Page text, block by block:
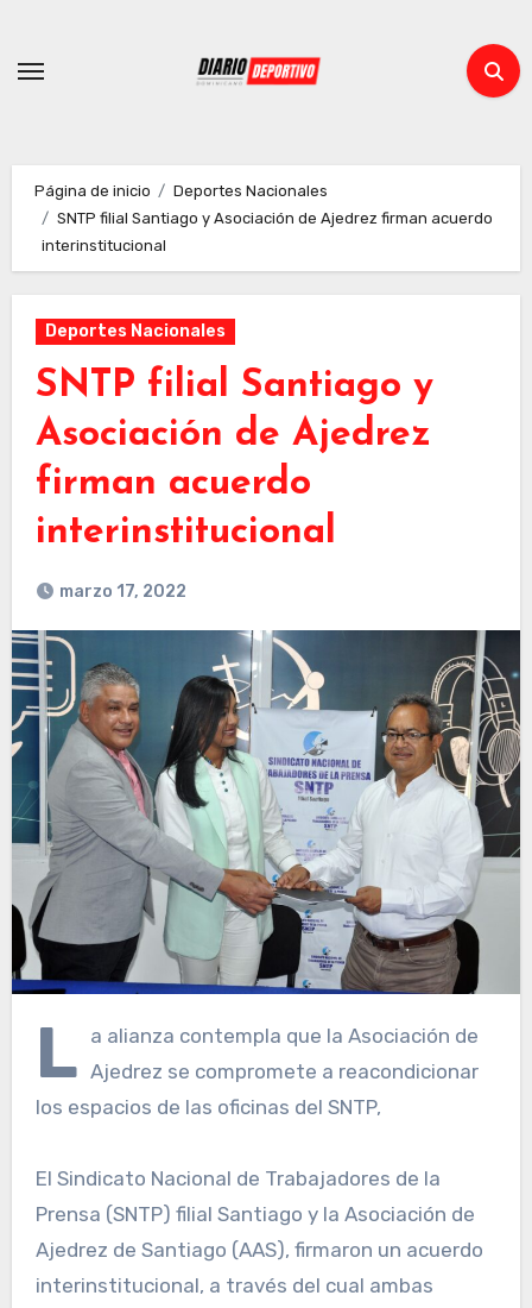
contenido
Página de inicio
Deportes Nacionales
SNTP filial Santiago y Asociación de Ajedrez firman acuerdo
interinstitucional
Deportes Nacionales
SNTP filial Santiago y
Asociación de Ajedrez
firman acuerdo
interinstitucional
marzo 17, 2022
L a alianza contempla que la Asociación de
Ajedrez se compromete a reacondicionar
los espacios de las oficinas del SNTP,
El Sindicato Nacional de Trabajadores de la
Prensa (SNTP) filial Santiago y la Asociación de
Ajedrez de Santiago (AAS), firmaron un acuerdo
interinstitucional, a través del cual ambas